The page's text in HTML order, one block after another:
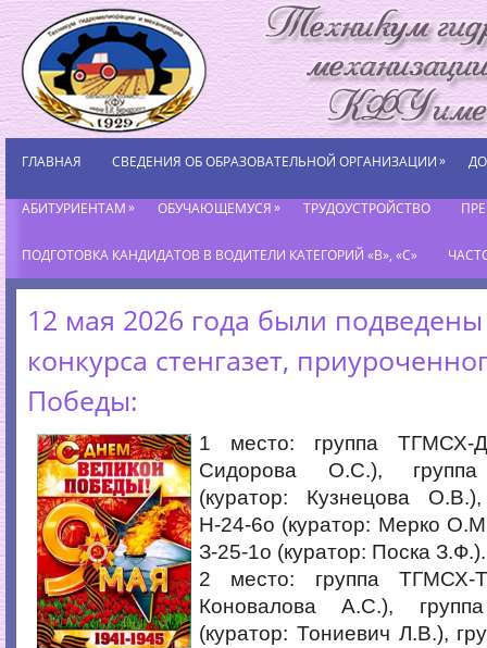
ГЛАВНАЯ СВЕДЕНИЯ ОБ ОБРАЗОВАТЕЛЬНОЙ ОРГАНИЗАЦИИ»
АБИТУРИЕНТАМ» ОБУЧАЮЩЕМУСЯ» ТРУДОУСТРОЙСТВО
ПОДГОТОВКА КАНДИДАТОВ В ВОДИТЕЛИ КАТЕГОРИЙ «В», «С»
12 мая 2026 года были
конкурса стенгазет,
Победы:
1 место: группа ТГМСХ-
Сидорова О.С.), группа
(куратор: Кузнецова
Н-24-6о (куратор: Мерко
З-25-1о (куратор: Поска З.Ф.).
2 место: группа ТГМСХ-
Коновалова А.С.),
(куратор: Тониевич Л.В.),